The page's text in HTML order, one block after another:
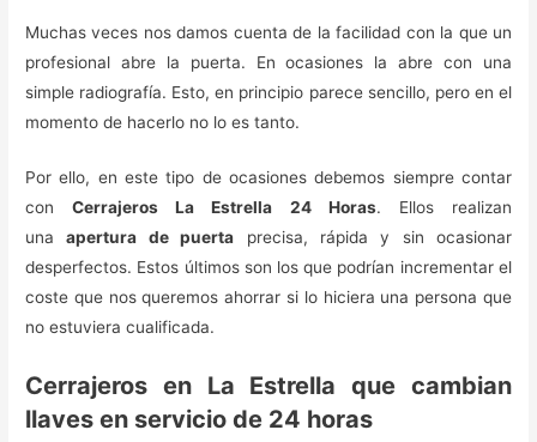
Muchas veces nos damos cuenta de la facilidad con la que un
profesional abre la puerta. En ocasiones la abre con una
simple radiografía. Esto, en principio parece sencillo, pero en el
momento de hacerlo no lo es tanto.
Por ello, en este tipo de ocasiones debemos siempre contar
conCerrajeros La Estrella 24 Horas. Ellos realizan
unaapertura de puerta precisa, rápida y sin ocasionar
desperfectos. Estos últimos son los que podrían incrementar el
coste que nos queremos ahorrar si lo hiciera una persona que
no estuviera cualificada.
Cerrajeros en La Estrella que cambian
llaves en servicio de 24 horas